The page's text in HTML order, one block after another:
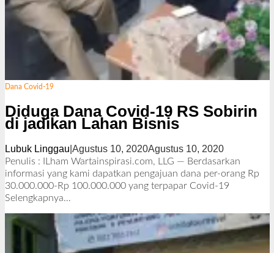
Dana Covid-19
Diduga Dana Covid-19 RS Sobirin
di jadikan Lahan Bisnis
Lubuk Linggau Agustus 10, 2020Agustus 10, 2020o
l
e
h
d
a
k
Penulis : ILham Wartainspirasi.com, LLG — Berdasarkan
informasi yang kami dapatkan pengajuan dana per-orang Rp
30.000.000-Rp 100.000.000 yang terpapar Covid-19
Selengkapnya…